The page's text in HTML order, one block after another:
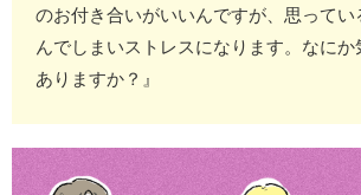
のお付き合いがいいんですが、思って
んでしまいストレスになります。なにか
ありますか？』